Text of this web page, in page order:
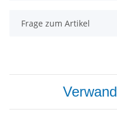
Frage zum Artikel